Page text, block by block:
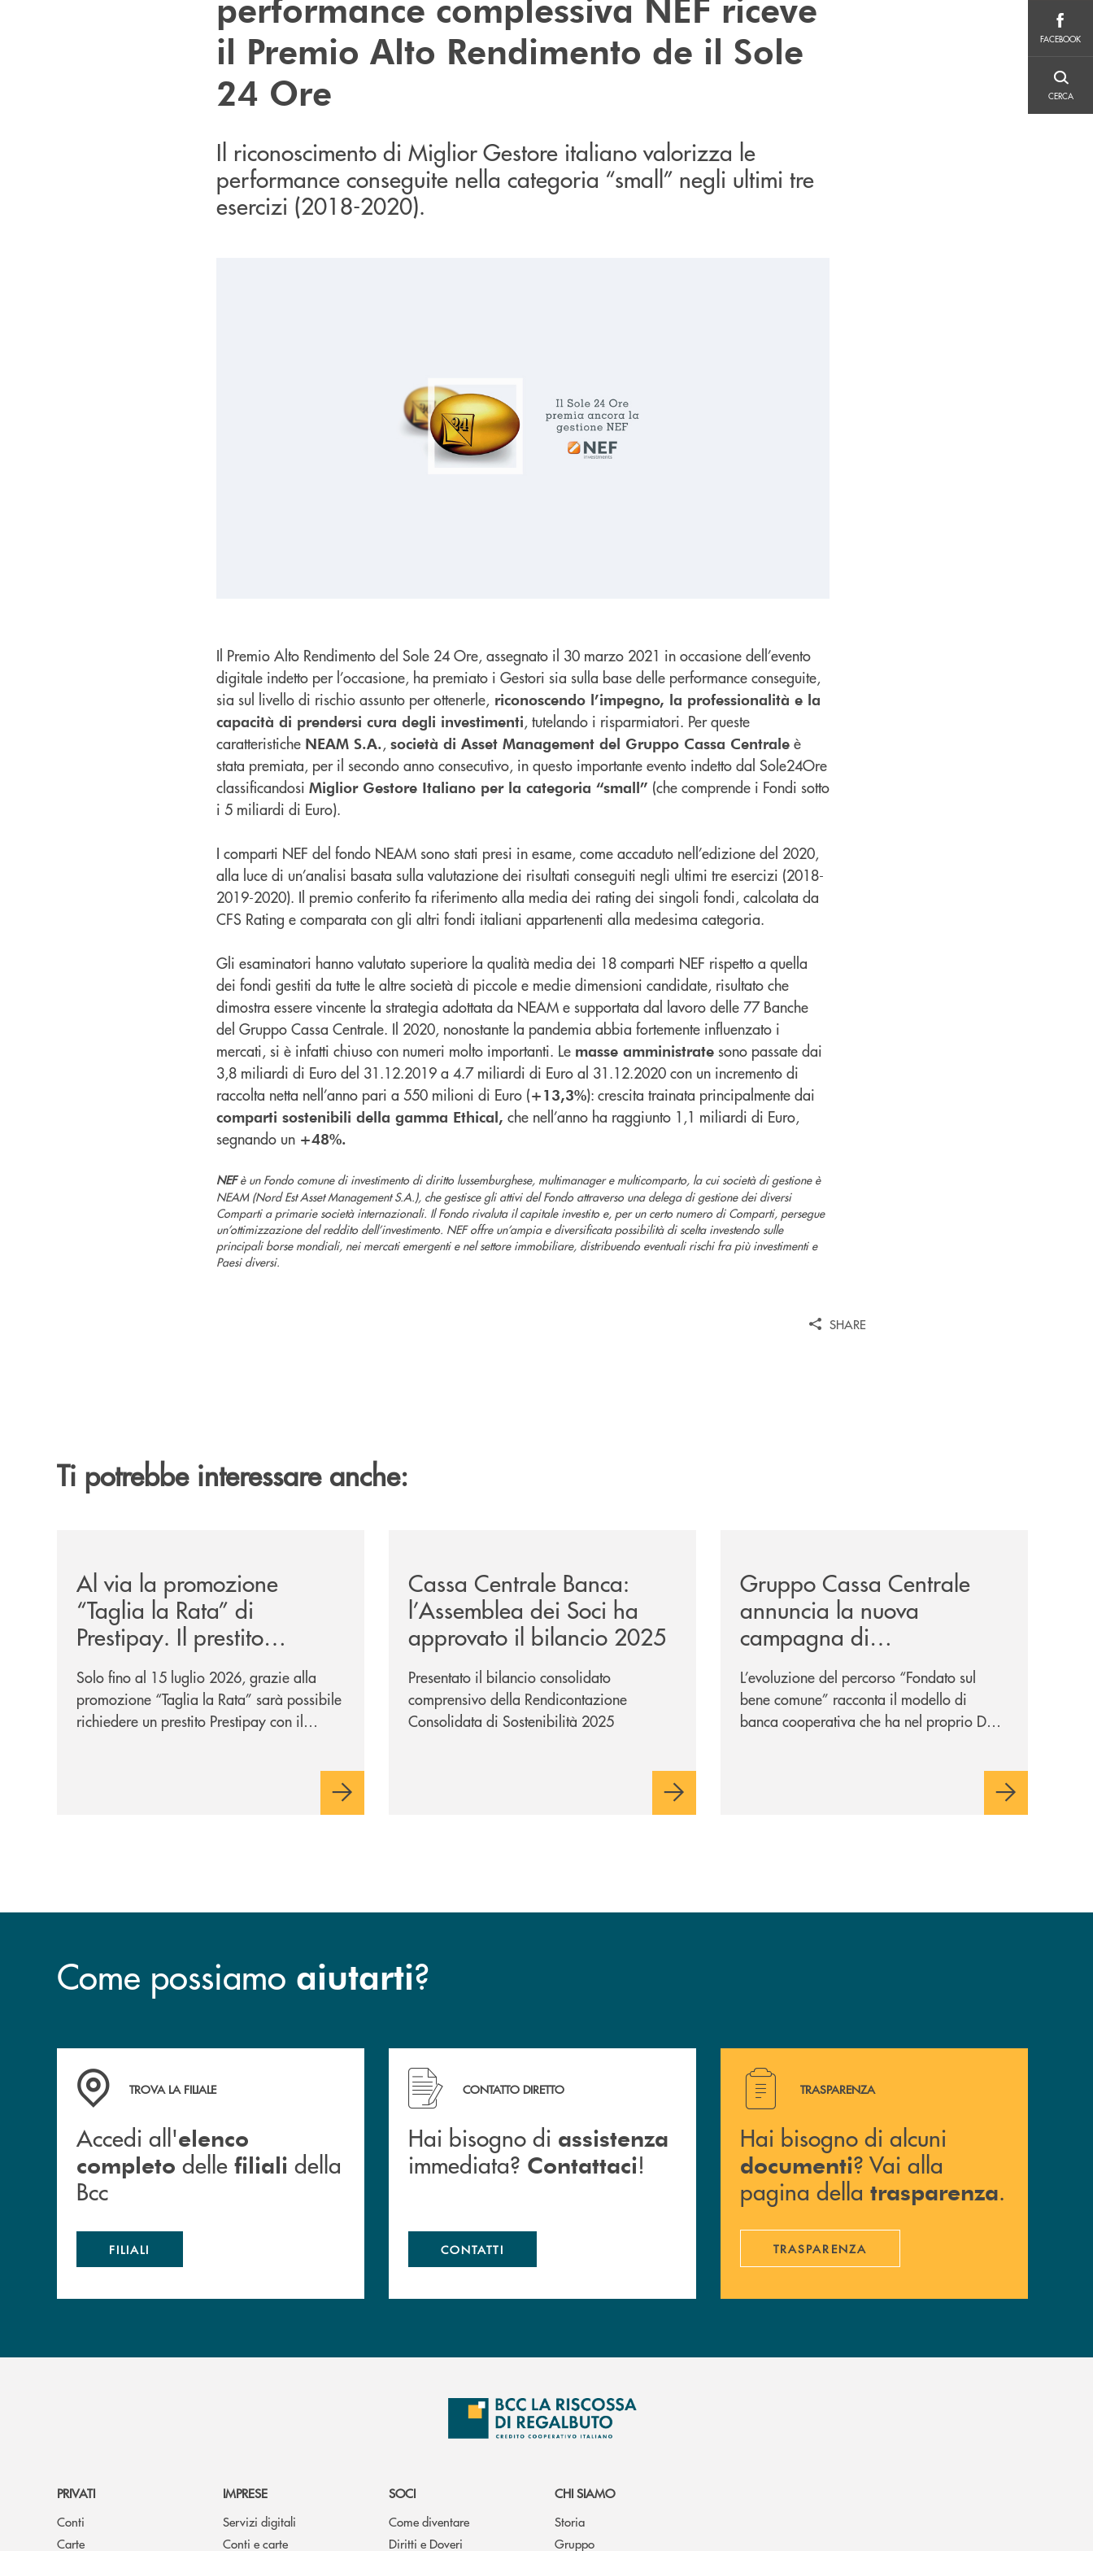
FACEBOOK
CERCA
il Premio Alto Rendimento de il Sole
24 Ore
Il riconoscimento di Miglior Gestore italiano valorizza le
performance conseguite nella categoria “small” negli ultimi tre
esercizi (2018-2020).
Il Premio Alto Rendimento del Sole 24 Ore, assegnato il 30 marzo 2021 in occasione dell’evento
digitale indetto per l’occasione, ha premiato i Gestori sia sulla base delle performance conseguite,
sia sul livello di rischio assunto per ottenerle, riconoscendo l’impegno, la professionalità e la
capacità di prendersi cura degli investimenti, tutelando i risparmiatori. Per queste
caratteristiche NEAM S.A., società di Asset Management del Gruppo Cassa Centrale è
stata premiata, per il secondo anno consecutivo, in questo importante evento indetto dal Sole24Ore
classificandosi Miglior Gestore Italiano per la categoria “small” (che comprende i Fondi sotto
i 5 miliardi di Euro).
I comparti NEF del fondo NEAM sono stati presi in esame, come accaduto nell’edizione del 2020,
alla luce di un’analisi basata sulla valutazione dei risultati conseguiti negli ultimi tre esercizi (2018-
2019-2020). Il premio conferito fa riferimento alla media dei rating dei singoli fondi, calcolata da
CFS Rating e comparata con gli altri fondi italiani appartenenti alla medesima categoria.
Gli esaminatori hanno valutato superiore la qualità media dei 18 comparti NEF rispetto a quella
dei fondi gestiti da tutte le altre società di piccole e medie dimensioni candidate, risultato che
dimostra essere vincente la strategia adottata da NEAM e supportata dal lavoro delle 77 Banche
del Gruppo Cassa Centrale. Il 2020, nonostante la pandemia abbia fortemente influenzato i
mercati, si è infatti chiuso con numeri molto importanti. Le masse amministrate sono passate dai
3,8 miliardi di Euro del 31.12.2019 a 4.7 miliardi di Euro al 31.12.2020 con un incremento di
raccolta netta nell’anno pari a 550 milioni di Euro (+13,3%): crescita trainata principalmente dai
comparti sostenibili della gamma Ethical, che nell’anno ha raggiunto 1,1 miliardi di Euro,
segnando un +48%.
NEFè un Fondo comune di investimento di diritto lussemburghese, multimanager e multicomparto, la cui società di gestione è
NEAM (Nord Est Asset Management S.A.), che gestisce gli attivi del Fondo attraverso una delega di gestione dei diversi
Comparti a primarie società internazionali. Il Fondo rivaluta il capitale investito e, per un certo numero di Comparti, persegue
un’ottimizzazione del reddito dell’investimento. NEF offre un’ampia e diversificata possibilità di scelta investendo sulle
principali borse mondiali, nei mercati emergenti e nel settore immobiliare, distribuendo eventuali rischi fra più investimenti e
Paesi diversi.
SHARE
Ti potrebbe interessare anche:
Al via la promozione
“Taglia la Rata” di
Prestipay. Il prestito
personale che si fa in due
per te!
Solo fino al 15 luglio 2026, grazie alla
promozione “Taglia la Rata” sarà possibile
richiedere un prestito Prestipay con il
Cassa Centrale Banca:
l’Assemblea dei Soci ha
approvato il bilancio 2025
Presentato il bilancio consolidato
comprensivo della Rendicontazione
Consolidata di Sostenibilità 2025
Gruppo Cassa Centrale
annuncia la nuova
campagna di
comunicazione
nazionale: “Oggi si dice
ESG. Per noi è fare la cosa
L’evoluzione del percorso “Fondato sul
bene comune” racconta il modello di
banca cooperativa che ha nel proprio DNA
Come possiamo aiutarti?
Accedi all' elenco completo delle filiali della Bcc
TROVA LA FILIALE
Accedi all'elenco
completo delle filiali della
Bcc
FILIALI
Hai bisogno di assistenza immediata? Contattaci !
CONTATTO DIRETTO
Hai bisogno di assistenza
immediata? Contattaci!
CONTATTI
Hai bisogno di alcuni documenti ? Vai alla pagina della
TRASPARENZA
Hai bisogno di alcuni
documenti? Vai alla
pagina della trasparenza.
TRASPARENZA
PRIVATI
Conti
Carte
IMPRESE
Servizi digitali
Conti e carte
SOCI
Come diventare
Diritti e Doveri
CHI SIAMO
Storia
Gruppo